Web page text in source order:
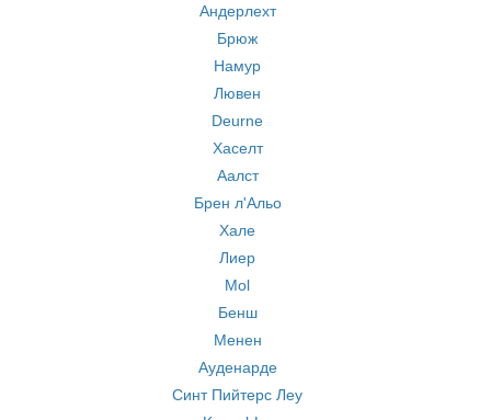
Андерлехт
Брюж
Намур
Лювен
Deurne
Хаселт
Аалст
Брен л'Альо
Хале
Лиер
Mol
Бенш
Менен
Ауденарде
Синт Пийтерс Леу